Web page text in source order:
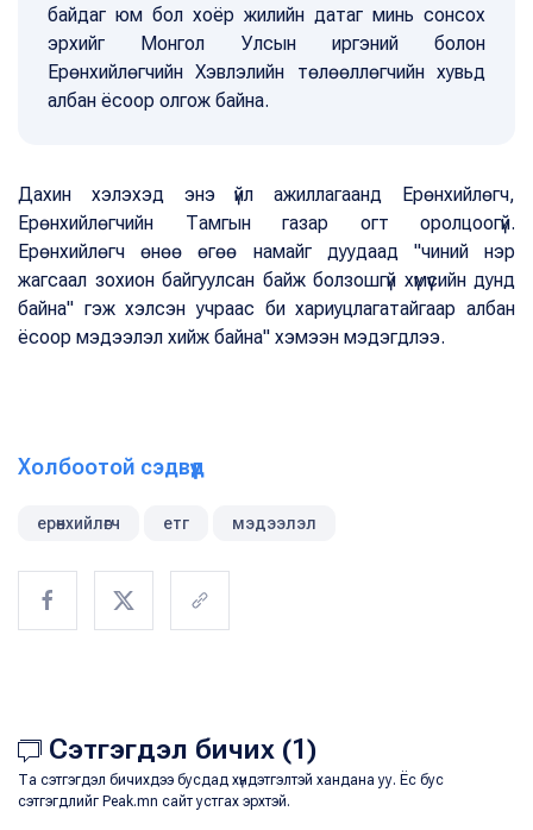
байдаг юм бол хоёр жилийн датаг минь сонсох
эрхийг Монгол Улсын иргэний болон
Ерөнхийлөгчийн Хэвлэлийн төлөөллөгчийн хувьд
албан ёсоор олгож байна.
Дахин хэлэхэд энэ үйл ажиллагаанд Ерөнхийлөгч,
Ерөнхийлөгчийн Тамгын газар огт оролцоогүй.
Ерөнхийлөгч өнөө өгөө намайг дуудаад "чиний нэр
жагсаал зохион байгуулсан байж болзошгүй хүмүүсийн дунд
байна" гэж хэлсэн учраас би хариуцлагатайгаар албан
ёсоор мэдээлэл хийж байна" хэмээн мэдэгдлээ.
Холбоотой сэдвүүд
ерөнхийлөгч етг мэдээлэл
Сэтгэгдэл бичих (1)
Та сэтгэгдэл бичихдээ бусдад хүндэтгэлтэй хандана уу. Ёс бус
сэтгэгдлийг Peak.mn сайт устгах эрхтэй.